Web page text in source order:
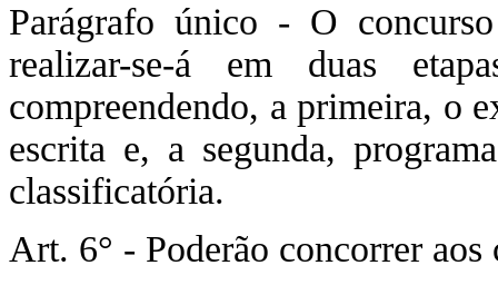
Parágrafo único - O
realizar-se-á em duas
compreendendo, a primeira, o
escrita e, a segunda,
classificatória.
Art. 6° - Poderão concorrer aos